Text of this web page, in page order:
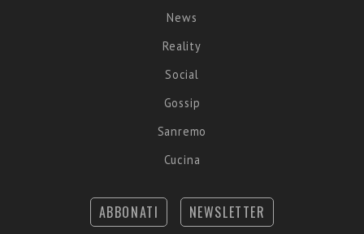
News
Reality
Social
Gossip
Sanremo
Cucina
ABBONATI NEWSLETTER